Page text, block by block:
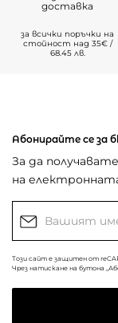
доставка
за всички поръчки на
стойност над 35€ /
68.45 лв.
Абонирайте се за
За да
на
Този сайт е защитен от
Чрез натискане на бутона